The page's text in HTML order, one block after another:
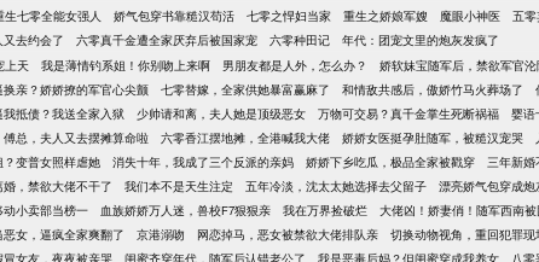
生七零全能女强人 娇气包穿书靠糙汉苟活 七零之悍妇当家 重生之娇娘军嫂 魔眼小神医 五
去约会了 六零真千金遭全家厌弃后被国家宠 六零种田记 年代：团宠文里的炮灰发疯了
上天 我是薄情钓系姐！你别吻上来啊 男朋友都是人外，怎么办？ 娇软妹宝随军后，禁欲军官沦
换亲？娇娇撩的军官心尖颤 七零替嫁，全家供她暴富赢麻了 和情敌共感后，傲娇竹马火葬场了
我抵债？我送全家入狱 少帅请和离，夫人她是顶级恶女 万物可交易？真千金掌生死断祸福 婴语
傅总，夫人又去摆摊算命啦 六零香江摆地摊，全港喊我大佬 娇娇女医挺孕肚随军，被糙汉宠哭
变普女照样虐她 消失十年，我成了三个反派的亲妈 娇娇下乡吃瓜，极品全家被戳穿 三年新婚
，禁欲大佬不干了 我们本不是天生注定 五年冷淡，沈太太她选择去父留子 漂亮娇气包穿成炮
小卖部当榜一 血族娇娇万人迷，兽校F7狠狠亲 我在万界捡破烂 大佬凶！娇妻俏！随军西南
女，逼疯全家爽翻了 京港溺吻 网恋掉马，恶女被禁欲大佬排队亲 切换动物视角，重回犯罪现
冒女友，夜夜被亲哭 闺蜜齐穿年代，随军后认错老公了 我是恶毒后妈？但闺蜜穿成我养女 八